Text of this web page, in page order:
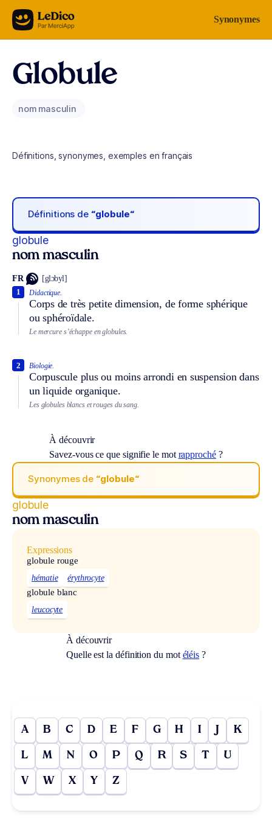
Aller au contenu Synonymes
Globule
nom masculin
Définitions, synonymes, exemples en français
Définitions de “globule“
globule
nom masculin
FR [glɔbyl]
Didactique.
Corps de très petite dimension, de forme sphérique
ou sphéroïdale.
1
Le mercure s’échappe en globules.
Biologie.
Corpuscule plus ou moins arrondi en suspension dans
un liquide organique.
2
Les globules blancs et rouges du sang.
À découvrir
Savez-vous ce que signifie le mot rapproché?
Synonymes de “globule“
globule
nom masculin
Expressions
globule rouge
hématie érythrocyte
globule blanc
leucocyte
À découvrir
Quelle est la définition du mot éléis ?
A B C D E F G H I J K
L M N O P Q R S T U
V W X Y Z